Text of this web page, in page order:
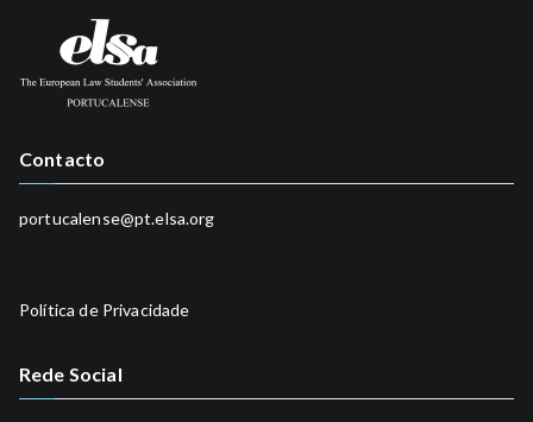
Contacto
portucalense@pt.elsa.org
Política de Privacidade
Rede Social